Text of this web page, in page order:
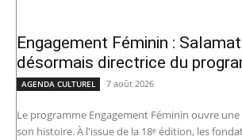
Engagement Féminin :
désormais directrice du
AGENDA CULTUREL 7 août 2026
Le programme Engagement Féminin ouvre
son histoire. À l'issue de la 18ᵉ édition, les